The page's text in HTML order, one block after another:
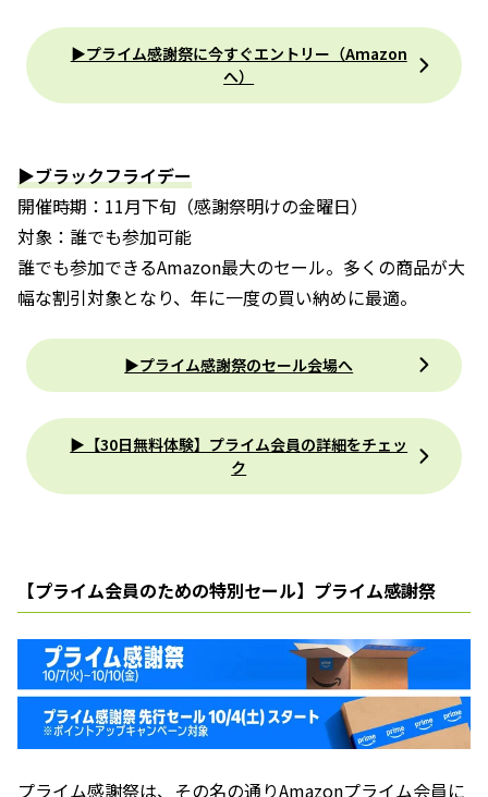
▶プライム感謝祭に今すぐエントリー（Amazon
へ）
▶ブラックフライデー
開催時期：11月下旬（感謝祭明けの金曜日）
対象：誰でも参加可能
誰でも参加できるAmazon最大のセール。多くの商品が大
幅な割引対象となり、年に一度の買い納めに最適。
▶プライム感謝祭のセール会場へ
▶︎【30日無料体験】プライム会員の詳細をチェッ
ク
【プライム会員のための特別セール】プライム感謝祭
プライム感謝祭は、その名の通りAmazonプライム会員に